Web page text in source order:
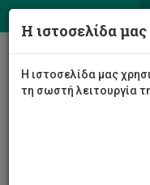
Σχολή
Η ιστοσελίδα
Η ιστοσελίδα μας
τη σωστή λειτουργία